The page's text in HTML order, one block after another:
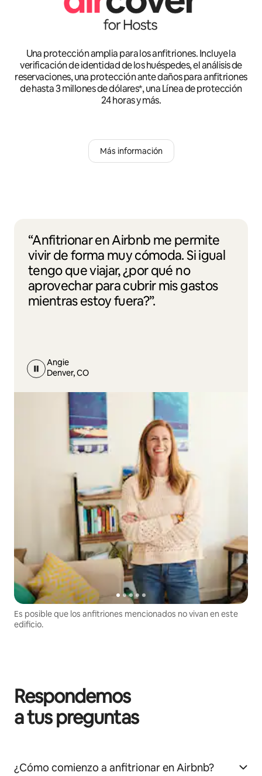
Una protección amplia para los anfitriones. Incluye la
verificación de identidad de los huéspedes, el análisis de
reservaciones, una protección ante daños para anfitriones
de hasta 3 millones de dólares*, una Línea de protección
24 horas y más.
Más información
“Anfitrionar en Airbnb me permite
vivir de forma muy cómoda. Si igual
tengo que viajar, ¿por qué no
aprovechar para cubrir mis gastos
mientras estoy fuera?”.
Angie
Denver, CO
Es posible que los anfitriones mencionados no vivan en este
edificio.
Respondemos
a tus preguntas
¿Cómo comienzo a anfitrionar en Airbnb?